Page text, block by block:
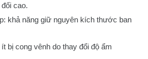
cao.
khả năng giữ nguyên kích thước ban
bị cong vênh do thay đổi độ ẩm